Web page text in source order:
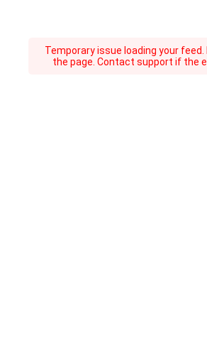
Temporary issue loading your
the page. Contact support if the